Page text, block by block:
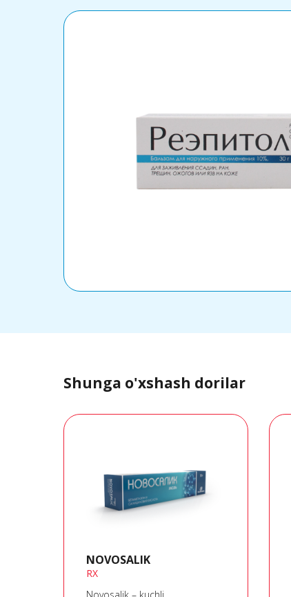
Shunga o'xshash dorilar
NOVOSALIK
RX